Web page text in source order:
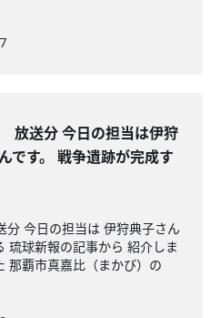
放送分 今日の担当は伊狩
です。 戦争遺跡が完成す
今日の担当は 伊狩典子さん
琉球新報の記事から 紹介しま
那覇市真嘉比（まかび）の